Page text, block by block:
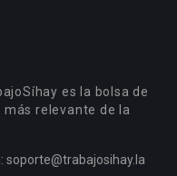
es la bolsa de
relevante de la
soporte@trabajosihay.la